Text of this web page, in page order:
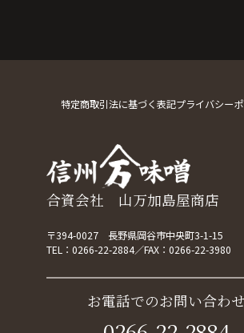
特定商取引法に基づく表記プライバシー
合資会社 山万加島屋商店
〒394-0027 長野県岡谷市中央町3-1-15
TEL： 0266-22-2884 FAX：0266-22-3980
お電話でのお問い合わせ